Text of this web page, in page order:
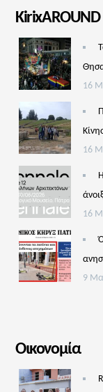
KirixAROUND
16
16
16
9
Οικονομία